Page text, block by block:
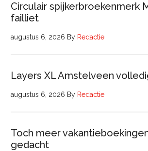
Circulair spijkerbroekenmerk
failliet
augustus 6, 2026 By Redactie
Layers XL Amstelveen
augustus 6, 2026 By Redactie
Toch meer
gedacht